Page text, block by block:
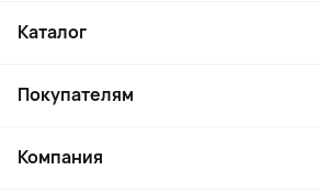
Каталог
Ноутбуки, мониторы, VR
Косметика и уход
Покупателям
Как заказать
Компания